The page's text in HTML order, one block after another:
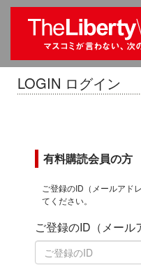
LOGIN ログイン
有料購読会員の方
ご登録のID（メールアド
てください。
ご登録のID（メール